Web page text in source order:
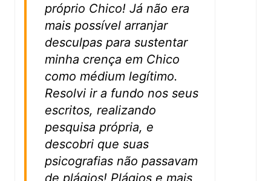
próprio Chico! Já não era
mais possível arranjar
desculpas para sustentar
minha crença em Chico
como médium legítimo.
Resolvi ir a fundo nos seus
escritos, realizando
pesquisa própria, e
descobri que suas
psicografias não passavam
de plágios! Plágios e mais